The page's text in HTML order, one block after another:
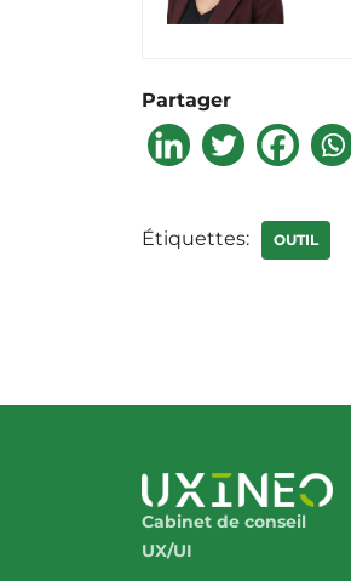
Partager
Étiquettes: OUTIL
Cabinet de conseil
UX/UI